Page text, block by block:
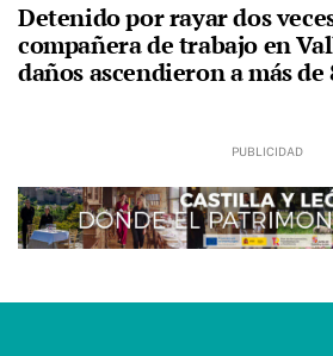
Detenido por rayar dos
compañera de trabajo en
daños ascendieron a más de